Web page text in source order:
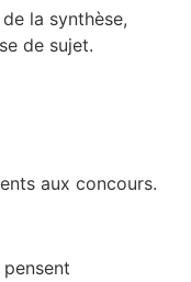
la synthèse,
de sujet.
aux concours.